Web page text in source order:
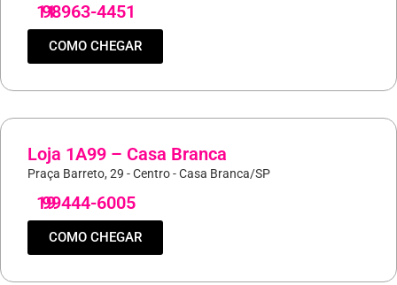
11
98963-4451
COMO CHEGAR
Loja 1A99 – Casa Branca
Praça Barreto, 29 - Centro - Casa Branca/SP
19
99444-6005
COMO CHEGAR